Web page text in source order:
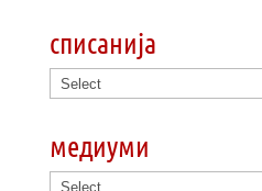
списанија
медиуми